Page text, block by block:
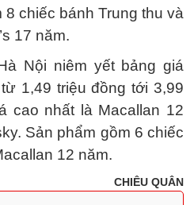
8 chiếc bánh Trung thu và
17 năm.
Nội niêm yết bảng giá
1,49 triệu đồng tới 3,99
cao nhất là Macallan 12
Sản phẩm gồm 6 chiếc
12 năm.
CHIÊU QUÂN